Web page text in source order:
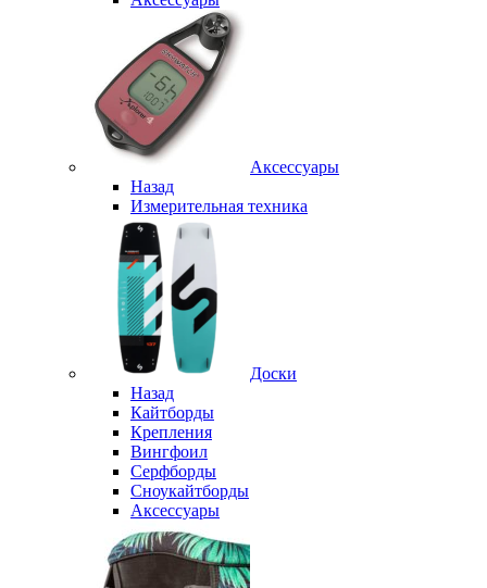
Аксессуары
Назад
Измерительная техника
Доски
Назад
Кайтборды
Крепления
Вингфоил
Серфборды
Сноукайтборды
Аксессуары